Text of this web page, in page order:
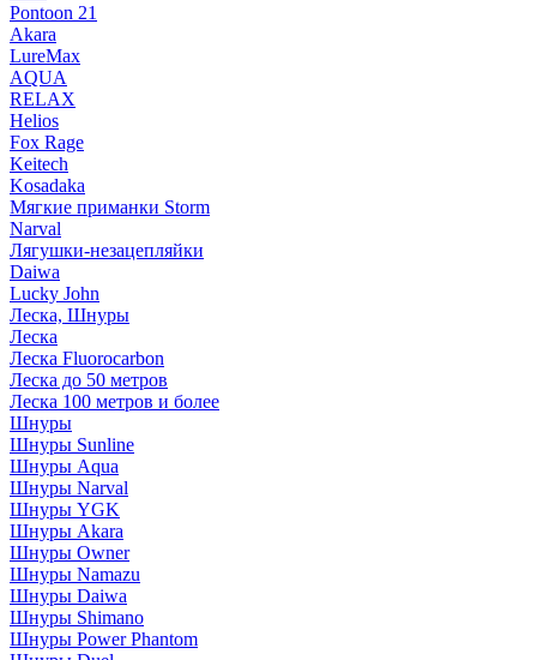
Pontoon 21
Akara
LureMax
AQUA
RELAX
Helios
Fox Rage
Keitech
Kosadaka
Мягкие приманки Storm
Narval
Лягушки-незацепляйки
Daiwa
Lucky John
Леска, Шнуры
Леска
Леска Fluorocarbon
Леска до 50 метров
Леска 100 метров и более
Шнуры
Шнуры Sunline
Шнуры Aqua
Шнуры Narval
Шнуры YGK
Шнуры Akara
Шнуры Owner
Шнуры Namazu
Шнуры Daiwa
Шнуры Shimano
Шнуры Power Phantom